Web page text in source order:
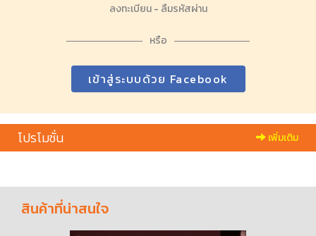
ลงทะเบียน- ลืมรหัสผ่าน
หรือ
เข้าสู่ระบบด้วย Facebook
โปรโมชั่น เพิ่มเติม
สินค้าที่น่าสนใจ